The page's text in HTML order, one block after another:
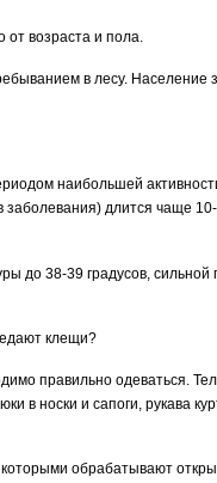
возраста и пола.
в лесу. Население
наибольшей
длится чаще
до 38-39 градусов,
клещи?
правильно одеваться.
в носки и сапоги, рукава
обрабатывают